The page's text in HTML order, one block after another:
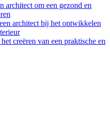
architect om een gezond en
architect bij het ontwikkelen
creëren van een praktische en